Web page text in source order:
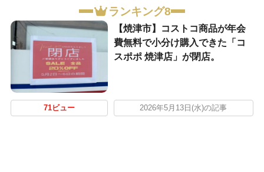
ランキング8
【焼津市】コストコ商品が年会
費無料で小分け購入できた「コ
スポポ 焼津店」が閉店。
71ビュー 2026年5月13日(水)の記事